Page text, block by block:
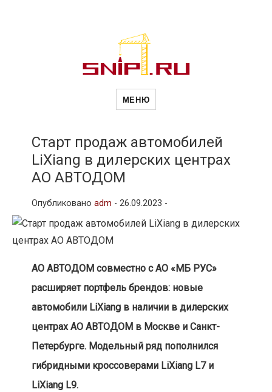
Новости
другие связанные со стройкой
рубрики
МЕНЮ
Старт продаж автомобилей
LiXiang в дилерских центрах
АО АВТОДОМ
Опубликовано adm - 26.09.2023 -
АО АВТОДОМ совместно с АО «МБ РУС»
расширяет портфель брендов: новые
автомобили LiXiang в наличии в дилерских
центрах АО АВТОДОМ в Москве и Санкт-
Петербурге. Модельный ряд пополнился
гибридными кроссоверами LiXiang L7 и
LiXiang L9.